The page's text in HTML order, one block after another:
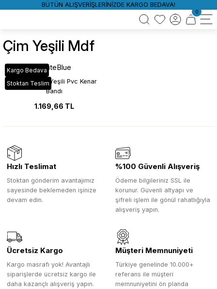
BÜTÜN ALIŞVERİŞLERİNİZDE KARGO BEDAVA!
0
Çim Yeşili Mdf
Kargo Bedava
Stoktan Teslim
WhiteBlue
VT_073 Çim Yeşili Pvc Kenar
Bandı
1.169,66 TL
Hızlı Teslimat
Stoktan gönderim avantajımız
sayesinde beklemeden işinize
devam edin.
%100 Güvenli Alışveriş
Ödeme bilgileriniz SSL ile
korunur. Güvenli altyapı ve
şifreli işlem ile gönül rahatlığıyla
alışveriş yapın.
Ücretsiz Kargo
Kargo masrafı yok! Avantajlı
siparişlerde ücretsiz kargo ile
daha kazançlı alışveriş yapın.
Müşteri Memnuniyeti
Türkiye genelinde 10.000+
referans ile müşteri
memnuniyetini ön planda